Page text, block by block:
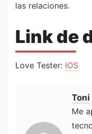
las relaciones.
Link de
Love Tester: IOS
Toni
Me